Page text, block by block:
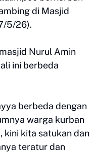
di Masjid
5/26).
Nurul Amin
ini berbeda
berbeda dengan
warga kurban
kini kita satukan dan
teratur dan